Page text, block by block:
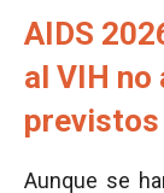
AIDS
al VIH
previstos
Aunque se